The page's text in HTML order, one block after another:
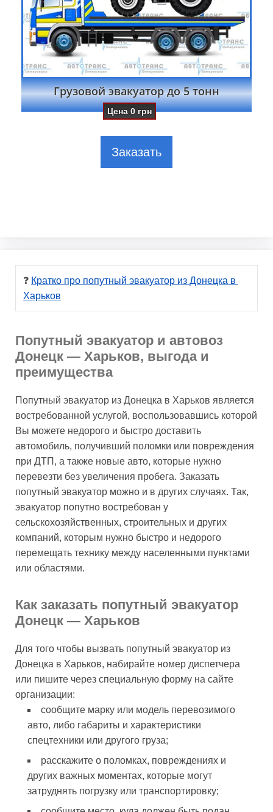
Грузовой эвакуатор до 5 тонн
Цена0 грн
Заказать
❓ Кратко про попутный эвакуатор из Донецка в
Харьков
Попутный эвакуатор и автовоз
Донецк — Харьков, выгода и
преимущества
Попутный эвакуатор из Донецка в Харьков является
востребованной услугой, воспользовавшись которой
Вы можете недорого и быстро доставить
автомобиль, получивший поломки или повреждения
при ДТП, а также новые авто, которые нужно
перевезти без увеличения пробега. Заказать
попутный эвакуатор можно и в других случаях. Так,
эвакуатор попутно востребован у
сельскохозяйственных, строительных и других
компаний, которым нужно быстро и недорого
перемещать технику между населенными пунктами
или областями.
Как заказать попутный эвакуатор
Донецк — Харьков
Для того чтобы вызвать попутный эвакуатор из
Донецка в Харьков, набирайте номер диспетчера
или пишите через специальную форму на сайте
организации:
сообщите марку или модель перевозимого
авто, либо габариты и характеристики
спецтехники или другого груза;
расскажите о поломках, повреждениях и
других важных моментах, которые могут
затруднять погрузку или транспортировку;